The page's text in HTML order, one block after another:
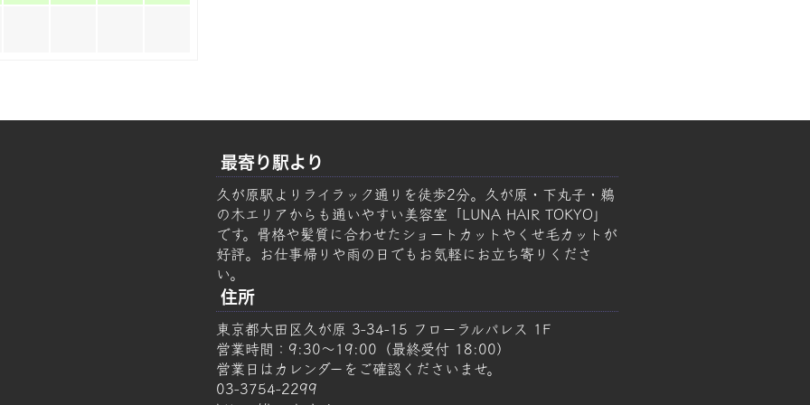
最寄り駅より
久が原駅よりライラック通りを徒歩2分。久が原・下丸子・鵜
の木エリアからも通いやすい美容室「LUNA HAIR TOKYO」
です。骨格や髪質に合わせたショートカットやくせ毛カットが
好評。お仕事帰りや雨の日でもお気軽にお立ち寄りくださ
い。
住所
東京都大田区久が原 3-34-15 フローラルパレス 1F
営業時間：9:30～19:00（最終受付 18:00）
営業日はカレンダーをご確認くださいませ。
03-3754-2299